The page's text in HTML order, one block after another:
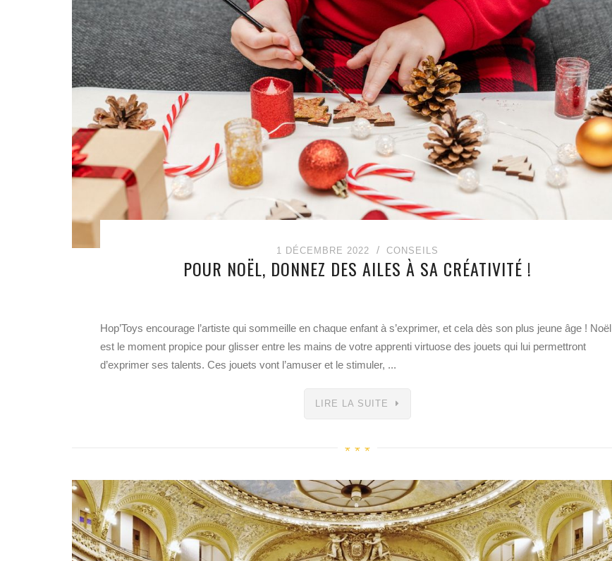
1 DÉCEMBRE 2022 CONSEILS
POUR NOËL, DONNEZ DES AILES À SA CRÉATIVITÉ !
Hop’Toys encourage l’artiste qui sommeille en chaque enfant à s’exprimer, et cela dès son plus jeune âge ! Noël
est le moment propice pour glisser entre les mains de votre apprenti virtuose des jouets qui lui permettront
d’exprimer ses talents. Ces jouets vont l’amuser et le stimuler, ...
LIRE LA SUITE